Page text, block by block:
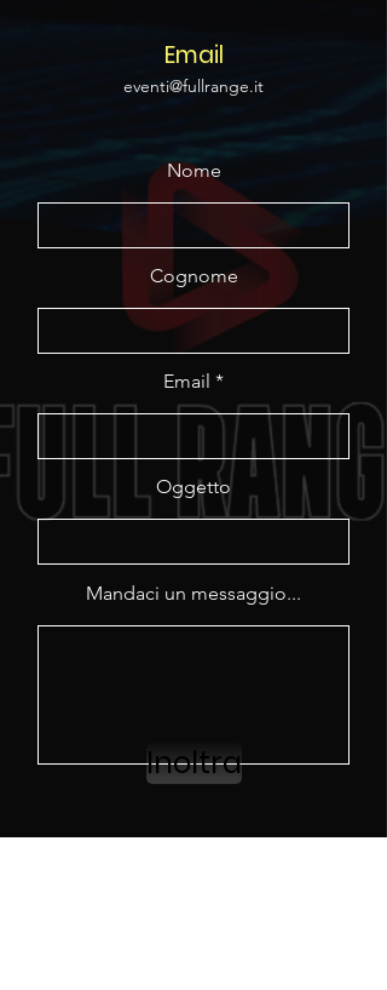
Email
eventi@fullrange.it
Nome
Cognome
Email
Oggetto
Mandaci un messaggio...
Inoltra